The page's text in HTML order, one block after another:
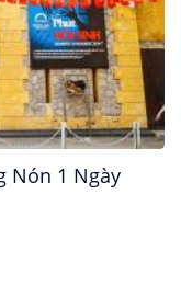
Nón 1 Ngày